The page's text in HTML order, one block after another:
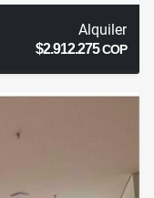
Alquiler
$2.912.275COP